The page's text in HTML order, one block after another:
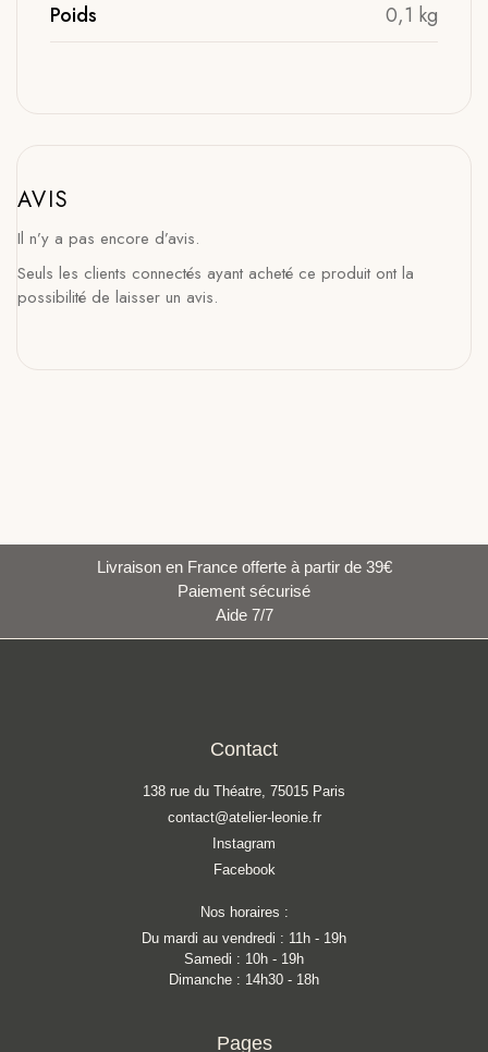
Poids 0,1 kg
AVIS
Il n’y a pas encore d’avis.
Seuls les clients connectés ayant acheté ce produit ont la
possibilité de laisser un avis.
Livraison en France offerte à partir de 39€
Paiement sécurisé
Aide 7/7
Contact
138 rue du Théatre, 75015 Paris
contact@atelier-leonie.fr
Instagram
Facebook
Nos horaires :
Du mardi au vendredi : 11h - 19h
Samedi : 10h - 19h
Dimanche : 14h30 - 18h
Pages